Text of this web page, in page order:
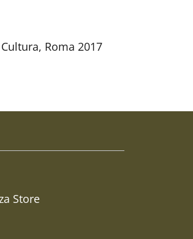
Roma 2017
Store